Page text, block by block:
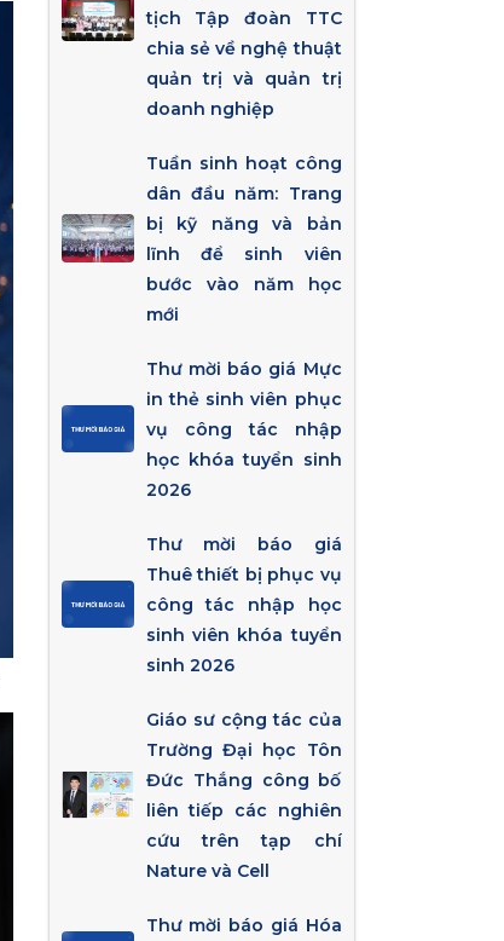
tịch Tập đoàn TTC
chia sẻ về nghệ thuật
quản trị và quản trị
doanh nghiệp
Tuần sinh hoạt công
dân đầu năm: Trang
bị kỹ năng và bản
lĩnh để sinh viên
bước vào năm học
mới
Thư mời báo giá Mực
in thẻ sinh viên phục
vụ công tác nhập
học khóa tuyển sinh
2026
Thư mời báo giá
Thuê thiết bị phục vụ
công tác nhập học
sinh viên khóa tuyển
sinh 2026
Giáo sư cộng tác của
Trường Đại học Tôn
Đức Thắng công bố
liên tiếp các nghiên
cứu trên tạp chí
Nature và Cell
Thư mời báo giá Hóa